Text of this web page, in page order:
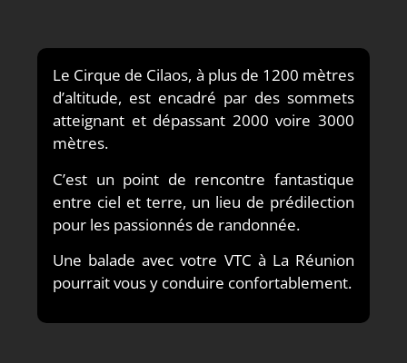
Le Cirque de Cilaos, à plus de 1200 mètres
d’altitude, est encadré par des sommets
atteignant et dépassant 2000 voire 3000
mètres.
C’est un point de rencontre fantastique
entre ciel et terre, un lieu de prédilection
pour les passionnés de randonnée.
Une balade avec votre VTC à La Réunion
pourrait vous y conduire confortablement.